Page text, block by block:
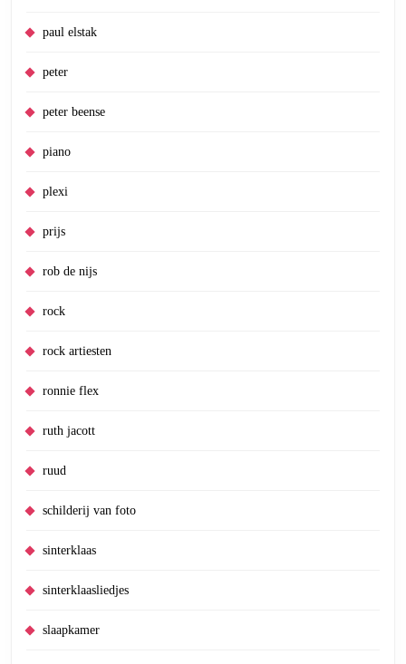
paul elstak
peter
peter beense
piano
plexi
prijs
rob de nijs
rock
rock artiesten
ronnie flex
ruth jacott
ruud
schilderij van foto
sinterklaas
sinterklaasliedjes
slaapkamer